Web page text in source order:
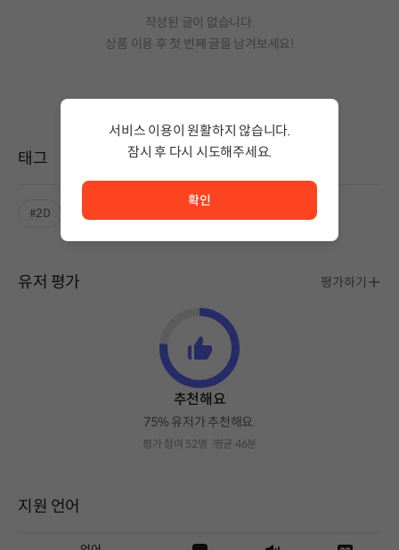
작성된 글이 없습니다.
상품 이용 후 첫 번째 글을 남겨보세요!
태그
#2D #싱글플레이
유저 평가 평가하기
추천해요
75% 유저가 추천해요.
평가 참여 52명 평균 46분
지원 언어
서비스 이용이 원활하지 않습니다.
잠시 후 다시 시도해주세요.
확인